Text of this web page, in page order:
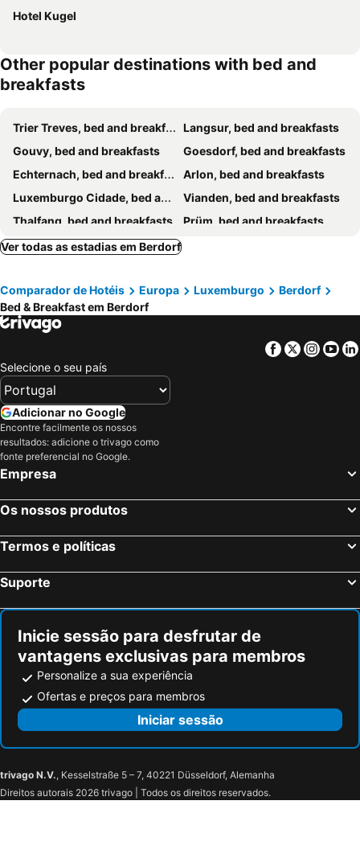
Hotel Kugel
Other popular destinations with bed and
breakfasts
Trier Treves, bed and breakfasts
Langsur, bed and breakfasts
Gouvy, bed and breakfasts
Goesdorf, bed and breakfasts
Echternach, bed and breakfasts
Arlon, bed and breakfasts
Luxemburgo Cidade, bed and breakfasts
Vianden, bed and breakfasts
Thalfang, bed and breakfasts
Prüm, bed and breakfasts
Lieser, bed and breakfasts
Waldbillig, bed and breakfasts
Ensch, bed and breakfasts
Brauneberg, bed and breakfasts
Audun-le-Tiche, bed and breakfasts
Ettelbruck, bed and breakfasts
Differdange, bed and breakfasts
Kanzem, bed and breakfasts
Geisfeld, bed and breakfasts
Perl, bed and breakfasts
Mehring, bed and breakfasts
Redange, bed and breakfasts
Palzem, bed and breakfasts
Beyren-lès-Sierck, bed and breakfasts
Dippach, bed and breakfasts
Burg-Reuland, bed and breakfasts
Vichten, bed and breakfasts
Esch-sur-Sûre, bed and breakfasts
Prümzurlay, bed and breakfasts
Ver todas as estadias em Berdorf
Comparador de Hotéis Europa Luxemburgo
Berdorf
Bed & Breakfast em Berdorf
Facebook
Twitter
Selecione o seu país
Adicionar no Google
Encontre facilmente os nossos
resultados: adicione o trivago como
fonte preferencial no Google.
Empresa
Os nossos produtos
Termos e políticas
Suporte
Inicie sessão para desfrutar de
vantagens exclusivas para membros
Personalize a sua experiência
Ofertas e preços para membros
Iniciar sessão
trivago N.V., Kesselstraße 5 – 7, 40221 Düsseldorf, Alemanha
Direitos autorais 2026 trivago | Todos os direitos reservados.